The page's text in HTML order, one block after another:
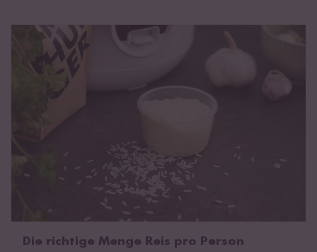
Die richtige Menge Reis pro Person
Die richtige Menge Reis pro Person